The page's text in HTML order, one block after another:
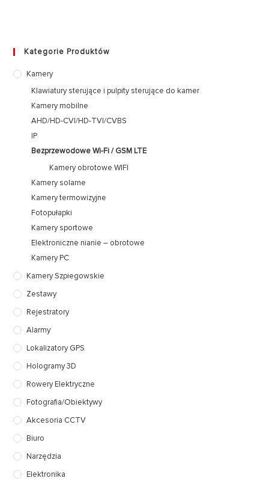
Kategorie Produktów
Kamery
Klawiatury sterujące i pulpity sterujące do kamer
Kamery mobilne
AHD/HD-CVI/HD-TVI/CVBS
IP
Bezprzewodowe Wi-Fi / GSM LTE
Kamery obrotowe WIFI
Kamery solarne
Kamery termowizyjne
Fotopułapki
Kamery sportowe
Elektroniczne nianie – obrotowe
Kamery PC
Kamery Szpiegowskie
Zestawy
Rejestratory
Alarmy
Lokalizatory GPS
Hologramy 3D
Rowery Elektryczne
Fotografia/Obiektywy
Akcesoria CCTV
Biuro
Narzędzia
Elektronika